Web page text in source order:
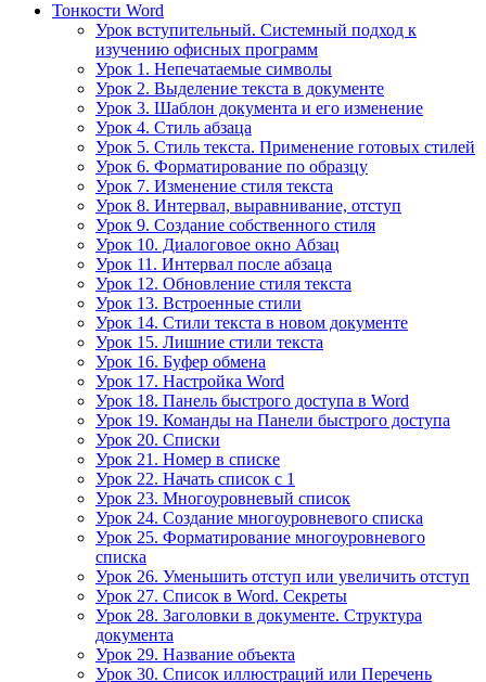
Тонкости Word
Урок вступительный. Системный подход к
изучению офисных программ
Урок 1. Непечатаемые символы
Урок 2. Выделение текста в документе
Урок 3. Шаблон документа и его изменение
Урок 4. Стиль абзаца
Урок 5. Стиль текста. Применение готовых стилей
Урок 6. Форматирование по образцу
Урок 7. Изменение стиля текста
Урок 8. Интервал, выравнивание, отступ
Урок 9. Создание собственного стиля
Урок 10. Диалоговое окно Абзац
Урок 11. Интервал после абзаца
Урок 12. Обновление стиля текста
Урок 13. Встроенные стили
Урок 14. Стили текста в новом документе
Урок 15. Лишние стили текста
Урок 16. Буфер обмена
Урок 17. Настройка Word
Урок 18. Панель быстрого доступа в Word
Урок 19. Команды на Панели быстрого доступа
Урок 20. Списки
Урок 21. Номер в списке
Урок 22. Начать список с 1
Урок 23. Многоуровневый список
Урок 24. Создание многоуровневого списка
Урок 25. Форматирование многоуровневого
списка
Урок 26. Уменьшить отступ или увеличить отступ
Урок 27. Список в Word. Секреты
Урок 28. Заголовки в документе. Структура
документа
Урок 29. Название объекта
Урок 30. Список иллюстраций или Перечень